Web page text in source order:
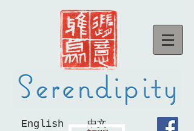
English 中文